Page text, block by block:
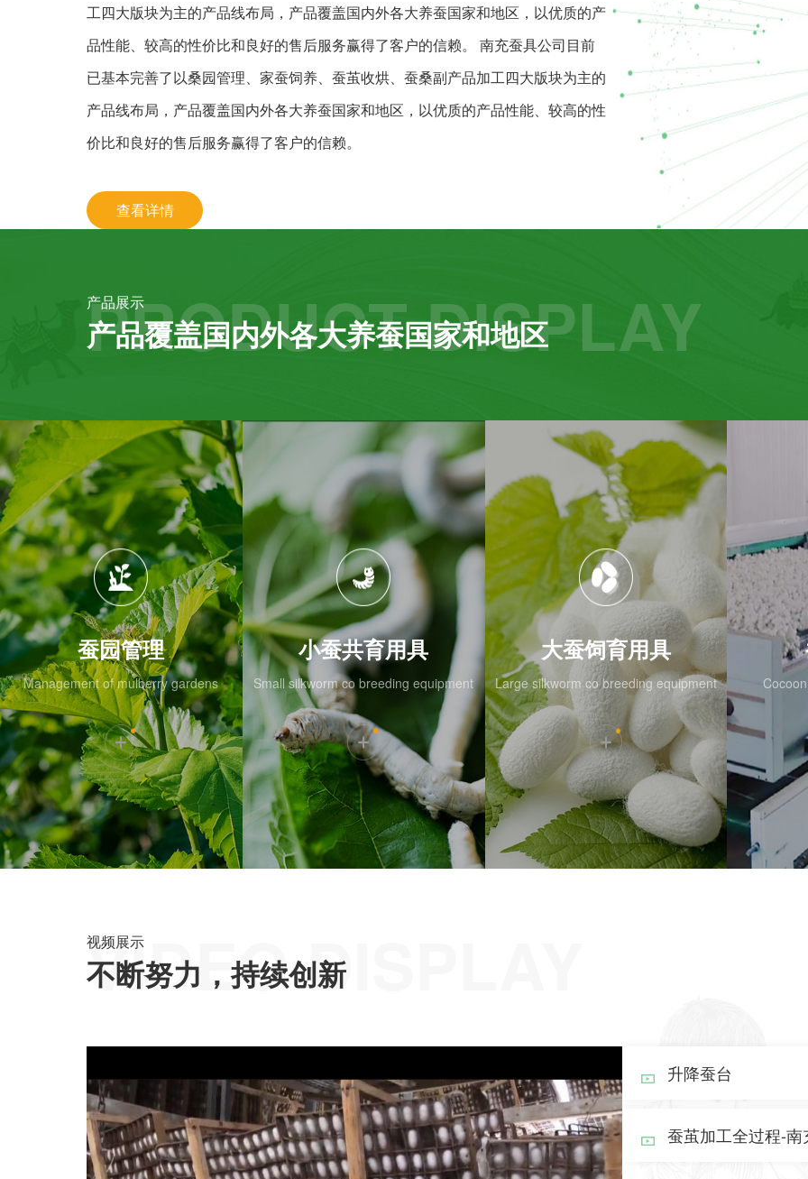
购买
工四大版块为主的产品线布局，产品覆盖国内外各大养蚕国家和地区，以优质的产
品性能、较高的性价比和良好的售后服务赢得了客户的信赖。 南充蚕具公司目前
已基本完善了以桑园管理、家蚕饲养、蚕茧收烘、蚕桑副产品加工四大版块为主的
产品线布局，产品覆盖国内外各大养蚕国家和地区，以优质的产品性能、较高的性
价比和良好的售后服务赢得了客户的信赖。
查看详情
产品展示
产品覆盖国内外各大养蚕国家和地区
PRODUCT DISPLAY
蚕园管理
Management of mulberry gardens
小蚕共育用具
Small silkworm co breeding equipment
大蚕饲育用具
Large silkworm co breeding equipment
视频展示
不断努力，持续创新
VIDEO DISPLAY
升降蚕台
蚕茧加工全过程-南